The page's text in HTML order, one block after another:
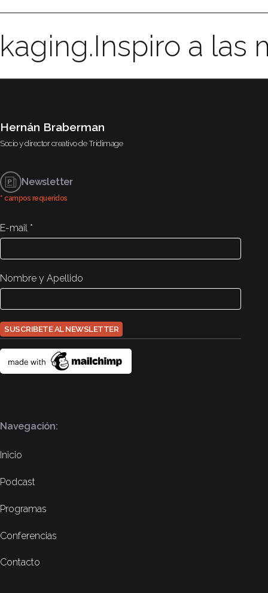
Inspiro a las
Hernán Braberman
Socio y director creativo deTridimage
Newsletter
* campos requeridos
E-mail *
Nombre y Apellido
Navegación:
Inicio
Podcast
Programas
Conferencias
Contacto